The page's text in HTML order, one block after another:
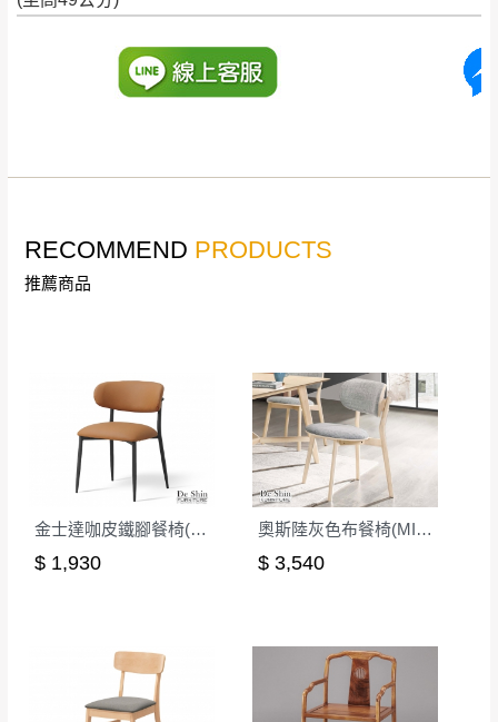
｜周（一）配送部門固定公休無送貨｜
（可於LINE線上詢問 →
加收說明
。
山區內等，或收貨地點搬運過於困難等因素，導致無
法順利配送，本公司除了盡最大努力完成配送外，視
狀況保有出貨的權利。
退換貨說明：
若收到不良品，請於到貨日起七日內通知本
是全新狀態且完整包裝，床墊、床包、枕頭
性)，若未依照上述方式處理，恕無法接受退
際商品的顏色、質感稍有不同，如因此而需
退換貨，
需自付來回運費及人資成本，請您
訂購前詳加確認。(包含商品尺寸是否合適)。
訂購前請確認商品尺寸，大型物件因為人工
丈量，難免會有些許誤差值(約正負0.5CM)
詳細尺寸以實品為主。
非因本公司問題而需退換貨，請於收到貨7日
若發生非本司因素致使之汙損破壞，恕無法
辦理退換貨。
台北市、新北市地區固定每周(三)、(日)兩天
RECOMMEND PRODUCTS
推薦商品
金士達咖皮鐵腳餐椅(2372)
$ 1,930
奧斯陸灰色布餐椅(MI-966)
$ 3,540